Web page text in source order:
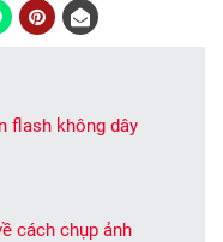
flash không dây
cách chụp ảnh